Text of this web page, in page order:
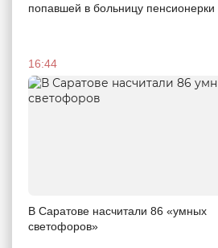
попавшей в больницу пенсионерки
16:44
В Саратове насчитали 86 «умных
светофоров»